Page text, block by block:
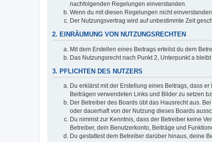
nachfolgenden Regelungen einverstanden.
Wenn du mit diesen Regelungen nicht
Der Nutzungsvertrag wird auf unbestimmte Zeit
2. EINRÄUMUNG VON NUTZUNGSRECHTEN
Mit dem Erstellen eines Beitrags erteilst du dem
Das Nutzungsrecht nach Punkt 2, Unterpunkt a
3. PFLICHTEN DES NUTZERS
Du erklärst mit der Erstellung eines Beitrags, dass
Beiträgen verwendeten Links und Bilder zu setzen
Der Betreiber des Boards übt das Hausrecht aus.
oder dauerhaft von der Nutzung dieses Boards
Du nimmst zur Kenntnis, dass der Betreiber keine
Betreiber, dein Benutzerkonto, Beiträge und
Du gestattest dem Betreiber darüber hinaus, deine